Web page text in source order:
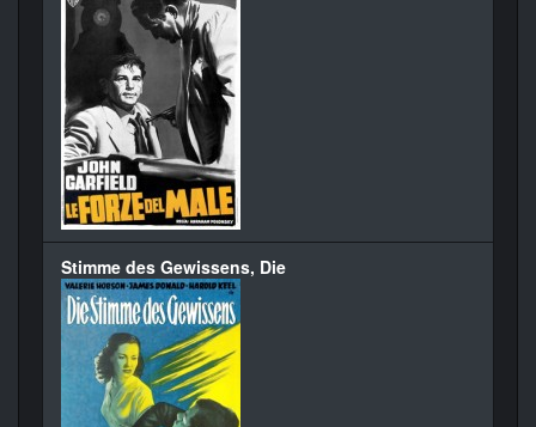
Stimme des Gewissens, Die